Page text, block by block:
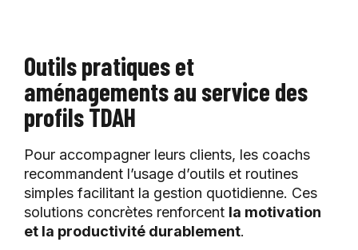
Outils pratiques et
aménagements au service des
profils TDAH
Pour accompagner leurs clients, les coachs
recommandent l’usage d’outils et routines
simples facilitant la gestion quotidienne. Ces
solutions concrètes renforcent la motivation
et la productivité durablement.